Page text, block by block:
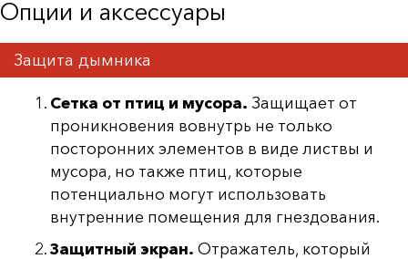
Опции и аксессуары
Защита дымника
Сетка от птиц и мусора. Защищает от
проникновения вовнутрь не только
посторонних элементов в виде листвы и
мусора, но также птиц, которые
потенциально могут использовать
внутренние помещения для гнездования.
Защитный экран. Отражатель, который